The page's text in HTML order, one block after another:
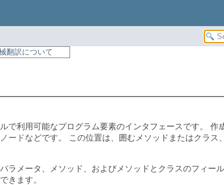
翻訳について
で利用可能なプログラム要素のインタフェースです。
作
ードなどです。
この位置は、囲むメソッドまたはクラス
ラメータ、メソッド、およびメソッドとクラスのフィー
きます。